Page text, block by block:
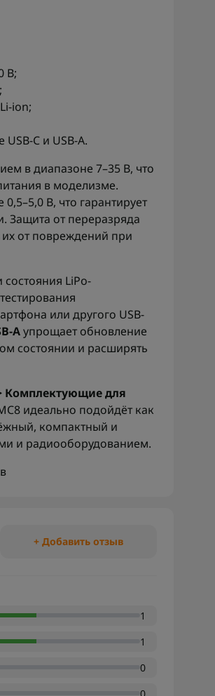
В;
ion;
C и USB-A.
в диапазоне 7–35 В, что
в моделизме.
В, что гарантирует
Защита от переразряда
от повреждений при
LiPo-
или другого USB-
Aупрощает обновление
состоянии и расширять
Комплектующие для
идеально подойдёт как
компактный и
и радиооборудованием.
+ Добавить отзыв
1
1
0
0